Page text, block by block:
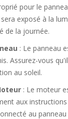
pour le
exposé à la
de la journée.
: Le panneau
Assurez-vous
au soleil.
: Le moteur
aux
au